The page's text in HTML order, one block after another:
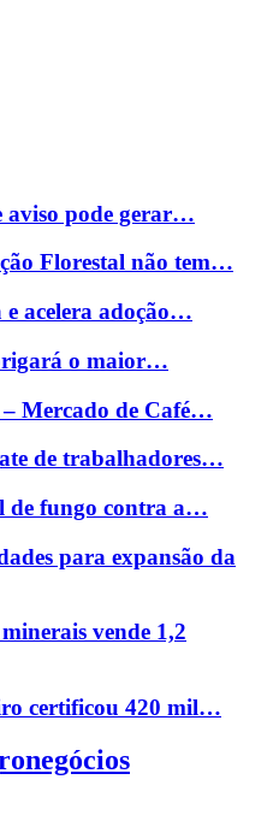
aviso pode gerar…
Florestal não tem…
e acelera adoção…
o maior…
Mercado de Café…
de trabalhadores…
de fungo contra a…
para expansão da
vende 1,2
certificou 420 mil…